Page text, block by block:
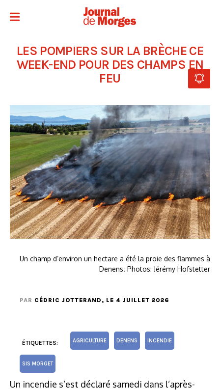
LES POMPIERS SUR LA BRÈCHE CE
WEEK-END POUR DES CHAMPS EN
FEU
Un champ d’environ un hectare a été la proie des flammes à
Denens. Photos: Jérémy Hofstetter
PAR CÉDRIC JOTTERAND , LE 4 JUILLET 2026
ÉTIQUETTES: AGRICULTURE DENENS INCENDIE
SIS MORGET
Un incendie s’est déclaré samedi dans l’après-